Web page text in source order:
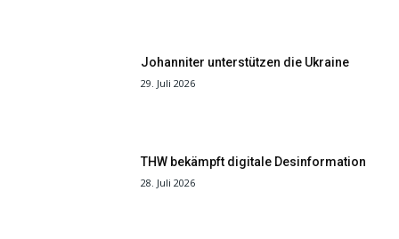
Johanniter unterstützen die Ukraine
29. Juli 2026
THW bekämpft digitale Desinformation
28. Juli 2026